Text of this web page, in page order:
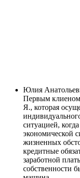
Юлия
Первым
Я., которая
ситуацией,
экономической
жизненных
кредитные
заработной
собственности